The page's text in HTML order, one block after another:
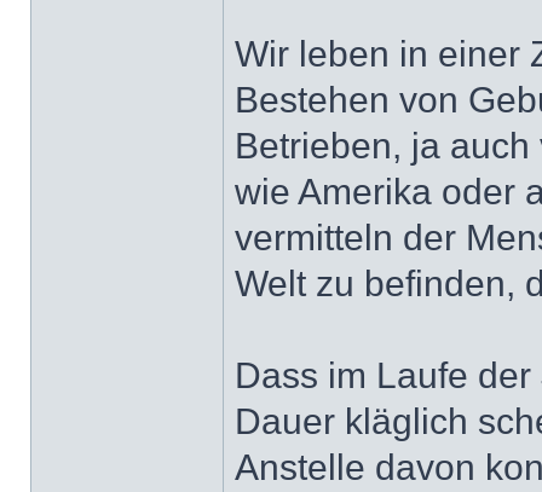
Wir leben in einer
Bestehen von
Betrieben, ja
wie Amerika oder
vermitteln der
Welt zu befinden,
Dass im Laufe
Dauer kläglich
Anstelle davon